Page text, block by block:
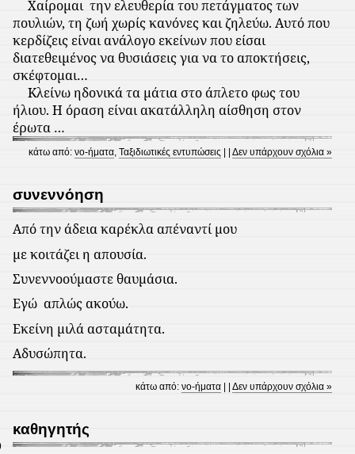
Χαίρομαι την ελευθερία του πετάγματος των
πουλιών, τη ζωή χωρίς κανόνες και ζηλεύω. Αυτό που
κερδίζεις είναι ανάλογο εκείνων που είσαι
διατεθειμένος να θυσιάσεις για να το αποκτήσεις,
σκέφτομαι…
Κλείνω ηδονικά τα μάτια στο άπλετο φως του
ήλιου. Η όραση είναι ακατάλληλη αίσθηση στον
έρωτα …
κάτω από:νο-ήματα,Ταξιδιωτικές εντυπώσεις | |Δεν υπάρχουν σχόλια »
συνεννόηση
Από την άδεια καρέκλα απέναντί μου
με κοιτάζει η απουσία.
Συνεννοούμαστε θαυμάσια.
Εγώ απλώς ακούω.
Εκείνη μιλά ασταμάτητα.
Αδυσώπητα.
κάτω από:νο-ήματα | |Δεν υπάρχουν σχόλια »
καθηγητής